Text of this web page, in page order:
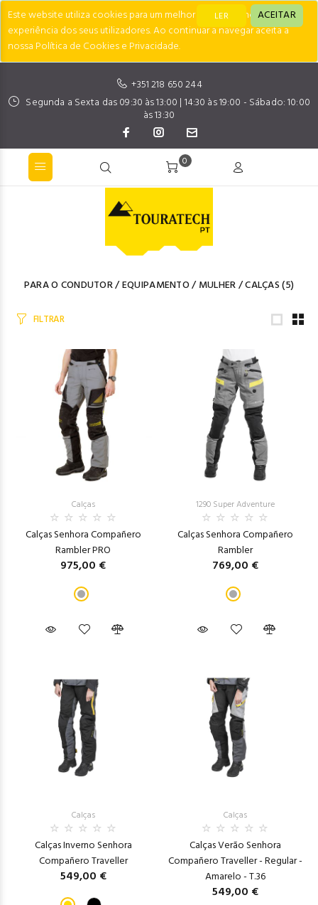
Este website utiliza cookies para um melhor desempenho e
experiência dos seus utilizadores. Ao continuar a navegar aceita a
nossa Política de Cookies e Privacidade.
LER ACEITAR
+351 218 650 244
Segunda a Sexta das 09:30 às 13:00 | 14:30 às 19:00 - Sábado: 10:00
às 13:30
0
PARA O CONDUTOR/EQUIPAMENTO/MULHER/CALÇAS(5)
FILTRAR
Calças
Calças Senhora Compañero
Rambler PRO
975,00 €
1290 Super Adventure
Calças Senhora Compañero
Rambler
769,00 €
Calças
Calças Inverno Senhora
Compañero Traveller
549,00 €
Calças
Calças Verão Senhora
Compañero Traveller - Regular -
Amarelo - T.36
549,00 €